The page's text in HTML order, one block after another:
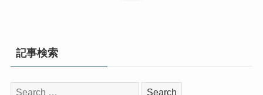
記事検索
検